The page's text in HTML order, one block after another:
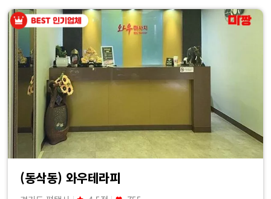
(동삭동) 와우테라피